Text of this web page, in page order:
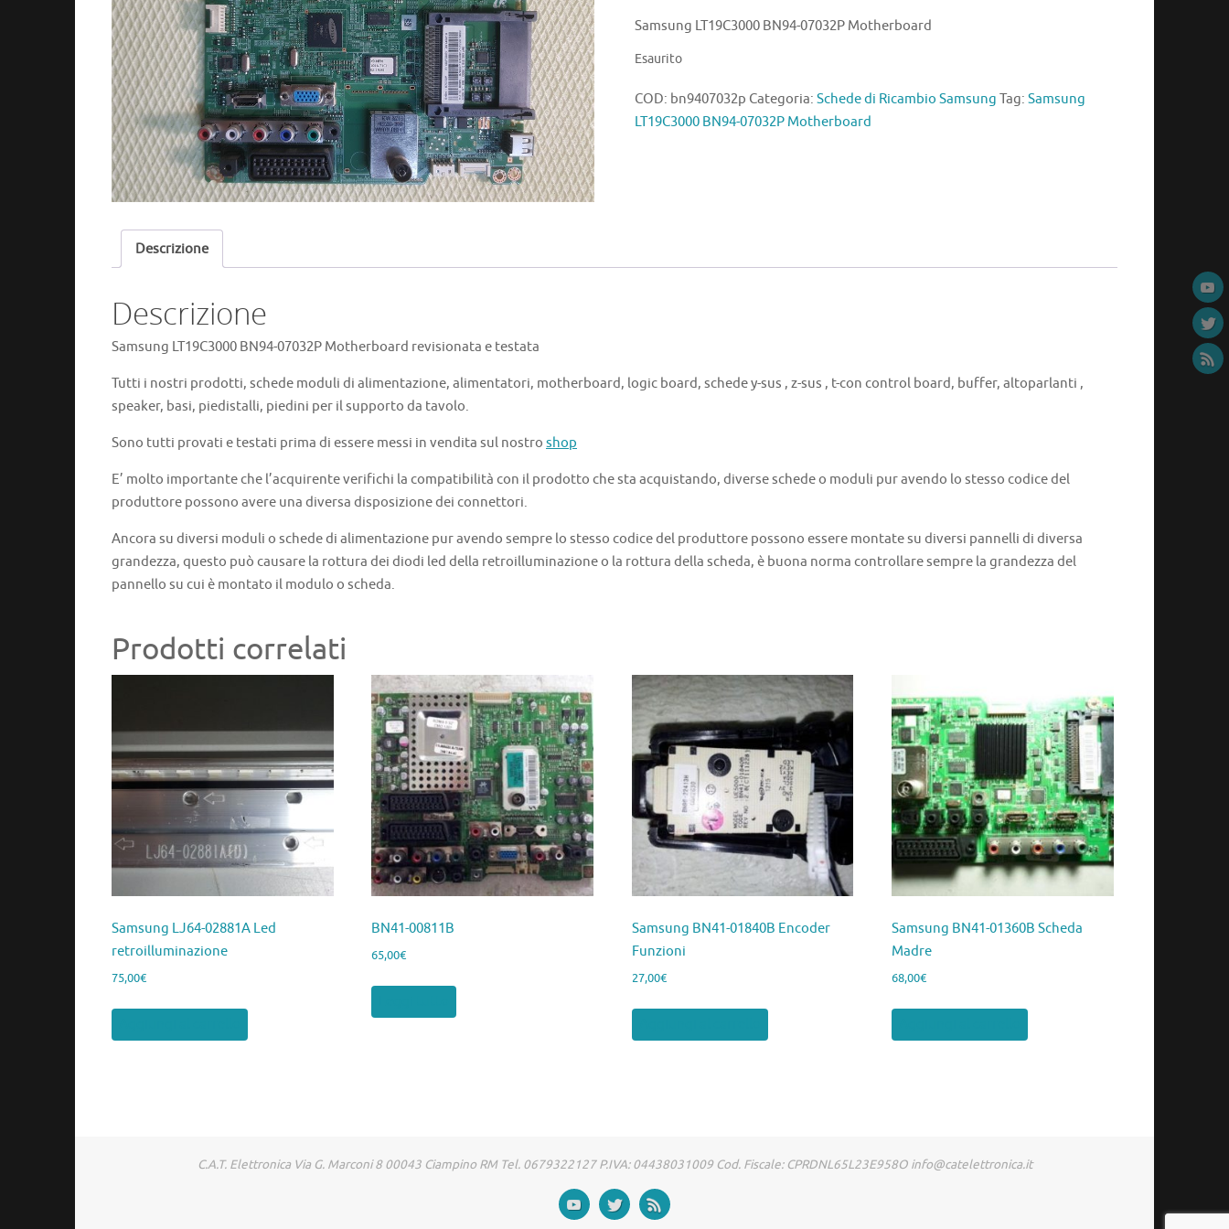
Samsung LT19C3000 BN94-07032P Motherboard
Esaurito
COD: bn9407032p Categoria: Schede di Ricambio Samsung Tag: Samsung
LT19C3000 BN94-07032P Motherboard
Descrizione
Descrizione
Samsung LT19C3000 BN94-07032P Motherboard revisionata e testata
Tutti i nostri prodotti, schede moduli di alimentazione, alimentatori, motherboard, logic board, schede y-sus , z-sus , t-con control board, buffer, altoparlanti ,
speaker, basi, piedistalli, piedini per il supporto da tavolo.
Sono tutti provati e testati prima di essere messi in vendita sul nostro shop
E’ molto importante che l’acquirente verifichi la compatibilità con il prodotto che sta acquistando, diverse schede o moduli pur avendo lo stesso codice del
produttore possono avere una diversa disposizione dei connettori.
Ancora su diversi moduli o schede di alimentazione pur avendo sempre lo stesso codice del produttore possono essere montate su diversi pannelli di diversa
grandezza, questo può causare la rottura dei diodi led della retroilluminazione o la rottura della scheda, è buona norma controllare sempre la grandezza del
pannello su cui è montato il modulo o scheda.
Prodotti correlati
Samsung LJ64-02881A Led
retroilluminazione
75,00€
BN41-00811B
65,00€
Samsung BN41-01840B Encoder
Funzioni
27,00€
Samsung BN41-01360B Scheda
Madre
68,00€
C.A.T. Elettronica Via G. Marconi 8 00043 Ciampino RM Tel. 0679322127 P.IVA: 04438031009 Cod. Fiscale: CPRDNL65L23E958O info@catelettronica.it